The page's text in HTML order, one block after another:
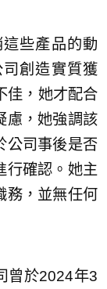
些產品的動
創造實質獲
佳，她才配合
慮，她強調該
公司事後是否
行確認。她主
務，並無任何
曾於2024年3